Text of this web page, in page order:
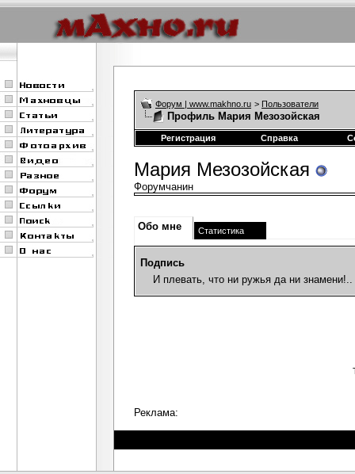
Форум | www.makhno.ru > Пользователи
Профиль Мария Мезозойская
Регистрация Справка
Мария Мезозойская
Форумчанин
Обо мне Статистика
Подпись
И плевать, что ни ружья да ни
Реклама: